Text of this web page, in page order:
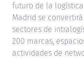
futuro de la logística
Madrid se
sectores de
200 marcas,
actividades de